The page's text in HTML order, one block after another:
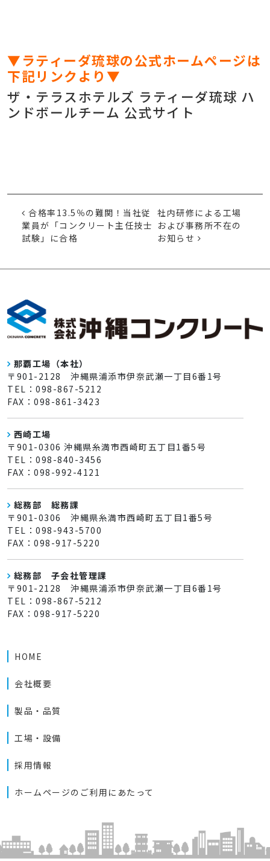
▼ラティーダ琉球の公式ホームページは
下記リンクより▼
ザ・テラスホテルズ ラティーダ琉球 ハ
ンドボールチーム 公式サイト
投稿ナビゲーション
合格率13.5％の難関！当社従
業員が「コンクリート主任技士
試験」に合格
社内研修による工場
および事務所不在の
お知らせ
那覇工場（本社）
〒901-2128 沖縄県浦添市伊奈武瀬一丁目6番1号
TEL：098-867-5212
FAX：098-861-3423
西崎工場
〒901-0306 沖縄県糸満市西崎町五丁目1番5号
TEL：098-840-3456
FAX：098-992-4121
総務部 総務課
〒901-0306 沖縄県糸満市西崎町五丁目1番5号
TEL：098-943-5700
FAX：098-917-5220
総務部 子会社管理課
〒901-2128 沖縄県浦添市伊奈武瀬一丁目6番1号
TEL：098-867-5212
FAX：098-917-5220
HOME
会社概要
製品・品質
工場・設備
採用情報
ホームページのご利用にあたって